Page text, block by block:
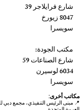
شارع فرايلاجر 39
8047 زيورخ
سويسرا
مكتب الجودة:
شارع الصناعات 59
6034 لوسيرن
سويسرا
مكاتب أخرى:
📍